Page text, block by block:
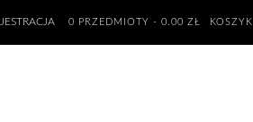
0 PRZEDMIOTY - 0.00 ZŁ KOSZYK